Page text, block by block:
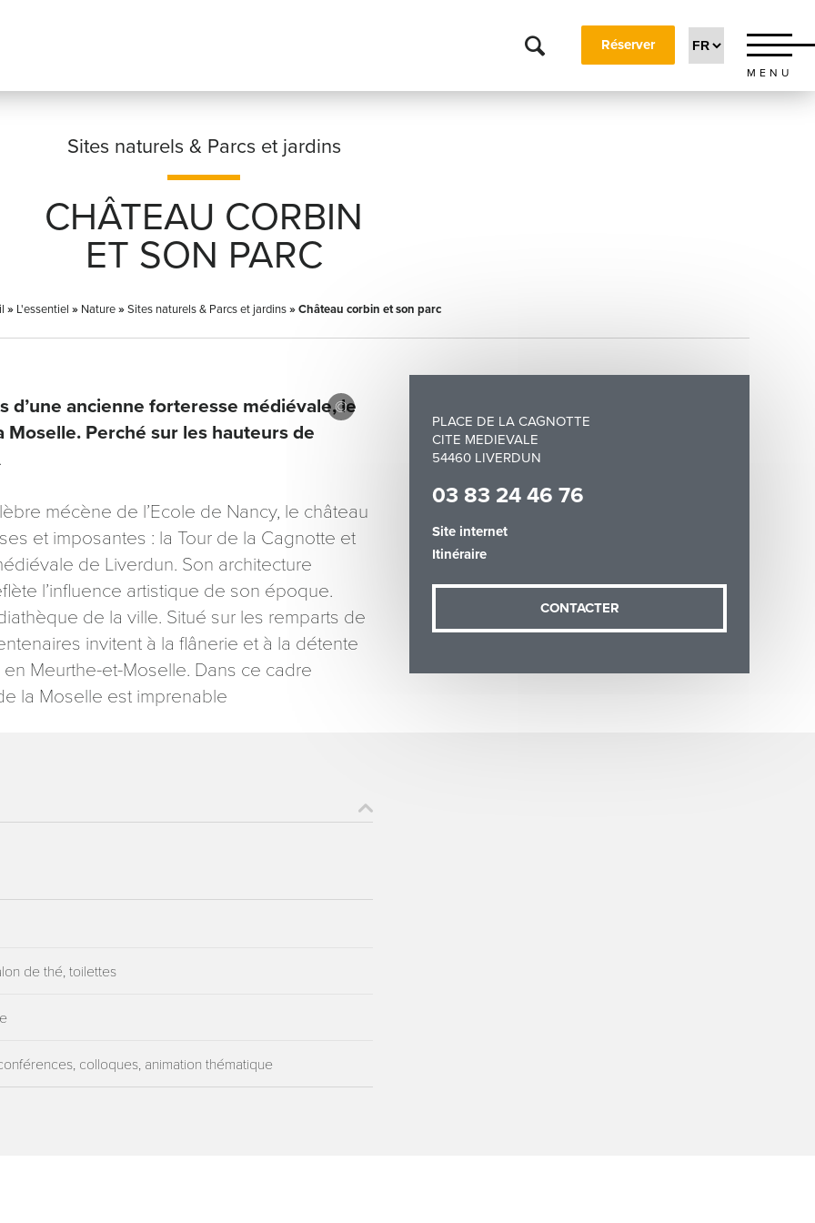
Réserver
MENU
Sites naturels & Parcs et jardins
CHÂTEAU CORBIN
ET SON PARC
» L'essentiel » Nature»Sites naturels & Parcs et jardins»Château corbin et son parc
PLACE DE LA CAGNOTTE
CITE MEDIEVALE
54460 LIVERDUN
03 83 24 46 76
Site internet
Itinéraire
CONTACTER
ancienne forteresse médiévale, le
Perché sur les hauteurs de
mécène de l’Ecole de Nancy, le château
et imposantes : la Tour de la Cagnotte et
de Liverdun. Son architecture
l’influence artistique de son époque.
de la ville. Situé sur les remparts de
invitent à la flânerie et à la détente
Meurthe-et-Moselle. Dans ce cadre
la Moselle est imprenable
de thé, toilettes
colloques, animation thématique
Prénom*
Adresse email*
recueillies à partir de ce formulaire sont nécessaires au traitement de votre demande (sauf
Vous disposez d’un droit d’accès, de rectification et d’opposition aux données vous
vous pouvez exercer en adressant une demande par courriel à tourisme@departement54.fr
esplanade Jacques-Baudot CO 90019 54035 NANCY cedex